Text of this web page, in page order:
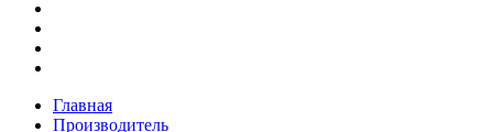
Главная
Производитель